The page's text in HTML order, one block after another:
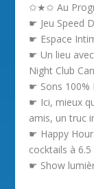
✩★✩ Au
☛ Jeu Speed
☛ Espace
☛ Un lieu
Night Club
☛ Sons 100%
☛ Ici, mieux
amis, un truc
☛ Happy
cocktails à 6.5
☛ Show